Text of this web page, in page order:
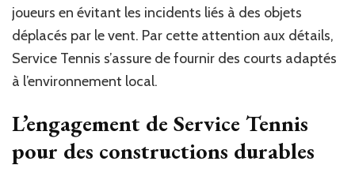
joueurs en évitant les incidents liés à des objets
déplacés par le vent. Par cette attention aux détails,
Service Tennis s’assure de fournir des courts adaptés
à l’environnement local.
L’engagement de Service Tennis
pour des constructions durables